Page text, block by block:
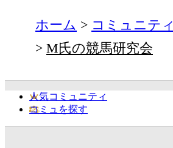
ホーム コミュニティ
M氏の競馬研究会
人気コミュニティ
コミュを探す